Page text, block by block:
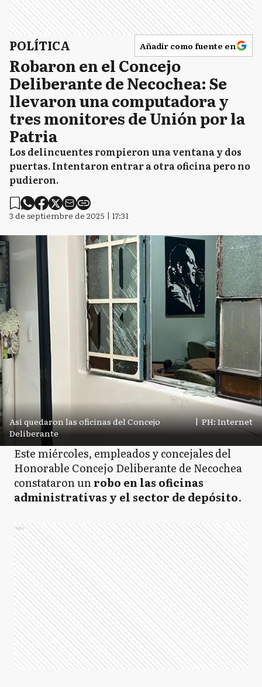
POLÍTICA Añadir como fuente en
Robaron en el Concejo
Deliberante de Necochea: Se
llevaron una computadora y
tres monitores de Unión por la
Patria
Los delincuentes rompieron una ventana y dos
puertas. Intentaron entrar a otra oficina pero no
pudieron.
3 de septiembre de 2025 | 17:31
Así quedaron las oficinas del Concejo
Deliberante
| PH: Internet
Este miércoles, empleados y concejales del
Honorable Concejo Deliberante de Necochea
constataron unrobo en las oficinas
administrativas y el sector de depósito.
Ads